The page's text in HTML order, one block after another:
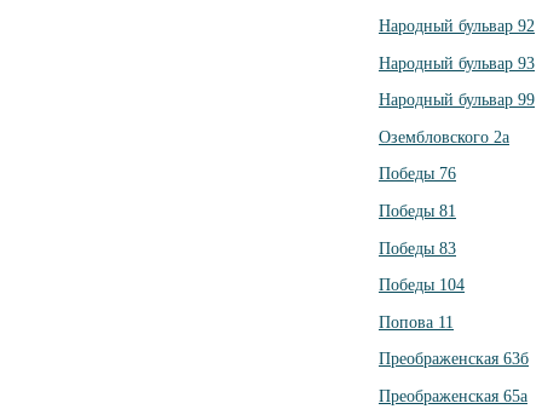
Народный бульвар 92
Народный бульвар 93
Народный бульвар 99
Озембловского 2а
Победы 76
Победы 81
Победы 83
Победы 104
Попова 11
Преображенская 63б
Преображенская 65а